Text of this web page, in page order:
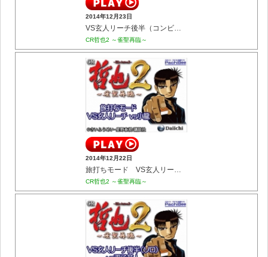
2014年12月23日
VS玄人リーチ後半（コンビ） vs折笠
CR哲也2 ～雀聖再臨～
2014年12月22日
旅打ちモード VS玄人リーチ vs小龍
CR哲也2 ～雀聖再臨～